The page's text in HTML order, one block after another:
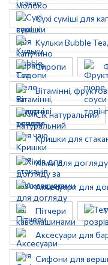
Сухі суміші для
Кульки Bubble
Сиропи
Вітамінні,
Сік натуральний
Кришки для
Хімія для
Аксесуари для
Пітчери
Аксесуари для
Сифони для